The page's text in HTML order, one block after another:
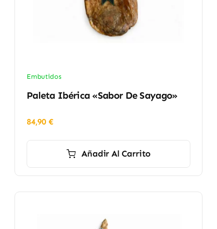
Embutidos
Paleta Ibérica «Sabor De Sayago»
84,90 €
Añadir Al Carrito